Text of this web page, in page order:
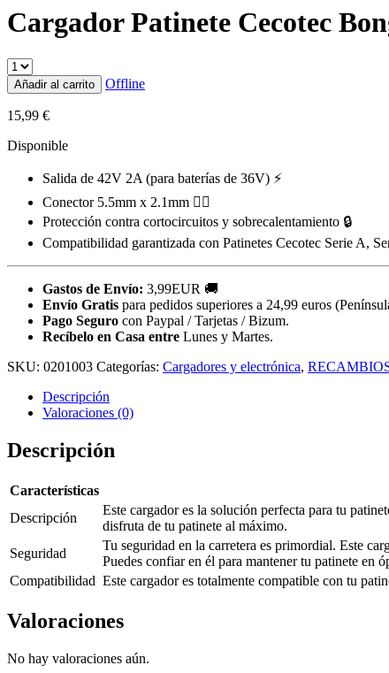
Cargador Patinete Cecotec
Añadir al carrito Offline
15,99 €
Disponible
Salida de 42V 2A (para baterías de 36V) ⚡
Conector 5.5mm x 2.1mm 🏃‍♂️
Protección contra cortocircuitos y sobrecalentamiento 🔒
Compatibilidad garantizada con Patinetes Cecotec Serie
Gastos de Envío: 3,99EUR 🚚
Envío Gratis para pedidos superiores a 24,99 euros
Pago Seguro con Paypal / Tarjetas / Bizum.
Recíbelo en Casa entre Lunes y Martes.
SKU: 0201003 Categorías: Cargadores y electrónica,
Descripción
Valoraciones (0)
Descripción
Características
Descripción
Este cargador es la solución perfecta para tu
disfruta de tu patinete al máximo.
Seguridad
Tu seguridad en la carretera es primordial. Este
Puedes confiar en él para mantener tu patinete en
Compatibilidad Este cargador es totalmente compatible con tu
Valoraciones
No hay valoraciones aún.